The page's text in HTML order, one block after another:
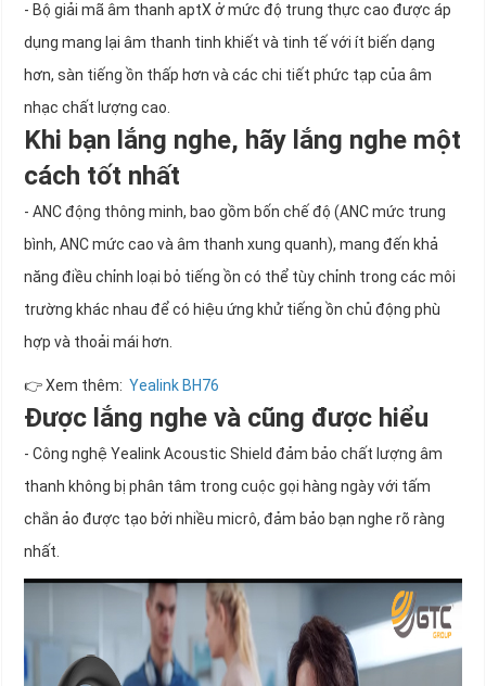
- Bộ giải mã âm thanh aptX ở mức độ trung thực cao được áp
dụng mang lại âm thanh tinh khiết và tinh tế với ít biến dạng
hơn, sàn tiếng ồn thấp hơn và các chi tiết phức tạp của âm
nhạc chất lượng cao.
Khi bạn lắng nghe, hãy lắng nghe một
cách tốt nhất
- ANC động thông minh, bao gồm bốn chế độ (ANC mức trung
bình, ANC mức cao và âm thanh xung quanh), mang đến khả
năng điều chỉnh loại bỏ tiếng ồn có thể tùy chỉnh trong các môi
trường khác nhau để có hiệu ứng khử tiếng ồn chủ động phù
hợp và thoải mái hơn.
👉 Xem thêm: Yealink BH76
Được lắng nghe và cũng được hiểu
- Công nghệ Yealink Acoustic Shield đảm bảo chất lượng âm
thanh không bị phân tâm trong cuộc gọi hàng ngày với tấm
chắn ảo được tạo bởi nhiều micrô, đảm bảo bạn nghe rõ ràng
nhất.